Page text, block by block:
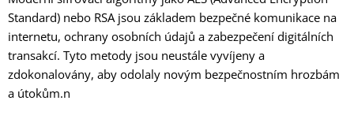
Standard) nebo RSA jsou základem bezpečné komunikace na
internetu, ochrany osobních údajů a zabezpečení digitálních
transakcí. Tyto metody jsou neustále vyvíjeny a
zdokonalovány, aby odolaly novým bezpečnostním hrozbám
a útokům.n